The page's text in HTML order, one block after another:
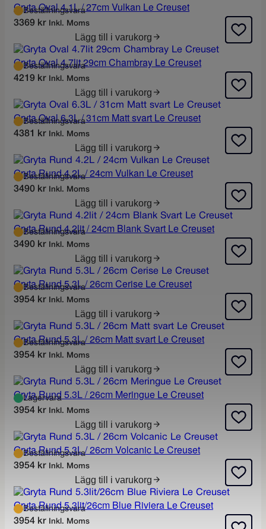
A
u
n
l
i
g
p
r
i
e
t
v
:
7
k
r
a
n
d
e
p
r
s
e
t
r
4
9
k
Gryta Oval 4.1L / 27cm Vulkan Le Creuset
Beställningsvara
3369 kr Inkl. Moms
Lägg till i varukorg
Gryta Oval 4.7lit 29cm Chambray Le Creuset
Beställningsvara
4219 kr Inkl. Moms
Lägg till i varukorg
Gryta Oval 6.3L / 31cm Matt svart Le Creuset
Beställningsvara
4381 kr Inkl. Moms
Lägg till i varukorg
Gryta Rund 4.2L / 24cm Vulkan Le Creuset
Beställningsvara
3490 kr Inkl. Moms
Lägg till i varukorg
Gryta Rund 4.2lit / 24cm Blank Svart Le Creuset
Beställningsvara
3490 kr Inkl. Moms
Lägg till i varukorg
Gryta Rund 5.3L / 26cm Cerise Le Creuset
Beställningsvara
3954 kr Inkl. Moms
Lägg till i varukorg
Gryta Rund 5.3L / 26cm Matt svart Le Creuset
Beställningsvara
3954 kr Inkl. Moms
Lägg till i varukorg
Gryta Rund 5.3L / 26cm Meringue Le Creuset
Lagervara
3954 kr Inkl. Moms
Lägg till i varukorg
Gryta Rund 5.3L / 26cm Volcanic Le Creuset
Beställningsvara
3954 kr Inkl. Moms
Lägg till i varukorg
Gryta Rund 5.3lit/26cm Blue Riviera Le Creuset
Beställningsvara
3954 kr Inkl. Moms